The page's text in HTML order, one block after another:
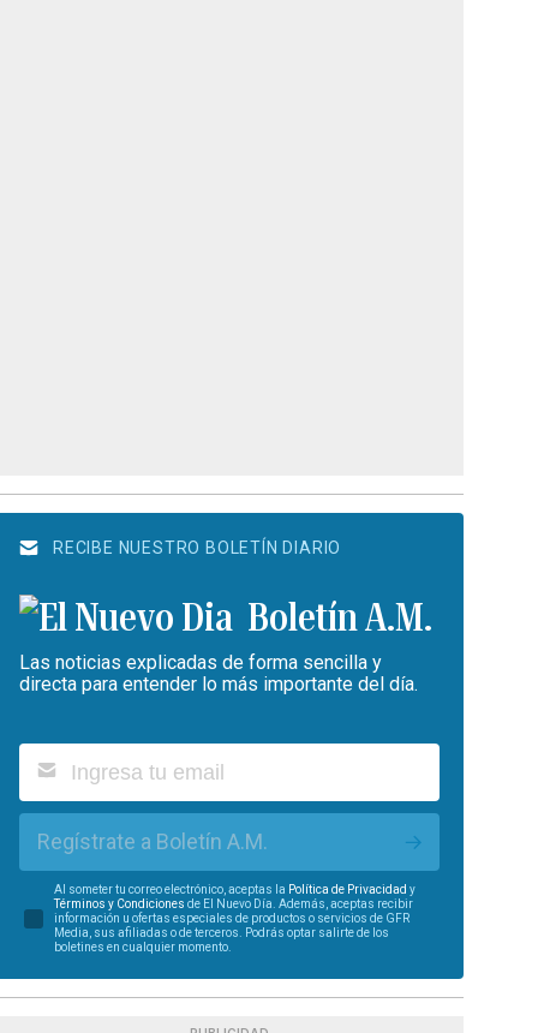
RECIBE NUESTRO BOLETÍN DIARIO
Boletín A.M.
Las noticias explicadas de forma sencilla y
directa para entender lo más importante del día.
Regístrate a Boletín A.M.
Al someter tu correo electrónico, aceptas la Política de Privacidad y
Términos y Condiciones de El Nuevo Día. Además, aceptas recibir
información u ofertas especiales de productos o servicios de GFR
Media, sus afiliadas o de terceros. Podrás optar salirte de los
boletines en cualquier momento.